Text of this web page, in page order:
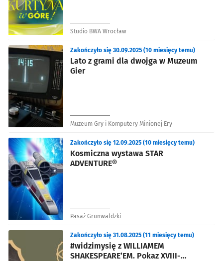
Studio BWA Wrocław
Lato z grami dla dwojga w Muzeum
Gier
Zakończyło się 30.09.2025 (10 miesięcy temu)
Muzeum Gry i Komputery Minionej Ery
Kosmiczna wystawa STAR
ADVENTURE®
Zakończyło się 12.09.2025 (10 miesięcy temu)
Pasaż Grunwaldzki
#widzimysię z WILLIAMEM
SHAKESPEARE’EM. Pokaz XVIII-
Zakończyło się 31.08.2025 (11 miesięcy temu)